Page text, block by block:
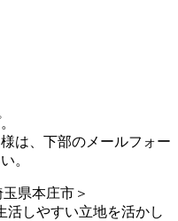
は、下部のメールフォー
。
活しやすい立地を活かし